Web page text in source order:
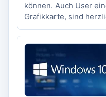
können. Auch User
Grafikkarte, sind